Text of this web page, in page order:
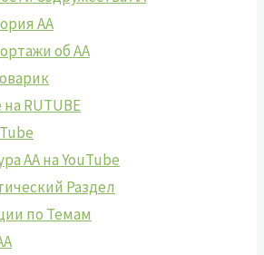
АА
об АА
RUTUBE
АА на YouTube
Раздел
по Темам